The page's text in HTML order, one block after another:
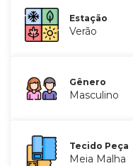
Estação
Verão
Gênero
Masculino
Tecido Peça
Meia Malha